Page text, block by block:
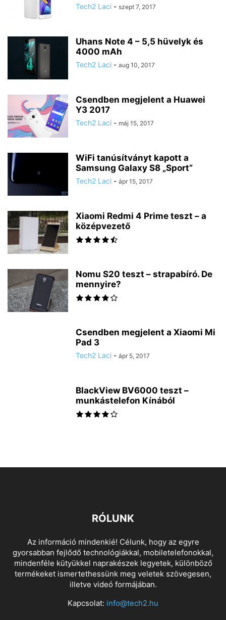
Tech2 Laci - szept 7, 2017
Uhans Note 4 – 5,5 hüvelyk és
4000 mAh
Tech2 Laci - aug 10, 2017
Csendben megjelent a Huawei
Y3 2017
Tech2 Laci - máj 15, 2017
WiFi tanúsítványt kapott a
Samsung Galaxy S8 „Sport”
Tech2 Laci - ápr 15, 2017
Xiaomi Redmi 4 Prime teszt – a
középvezető
Nomu S20 teszt – strapabíró. De
mennyire?
Csendben megjelent a Xiaomi Mi
Pad 3
Tech2 Laci - ápr 5, 2017
BlackView BV6000 teszt –
munkástelefon Kínából
RÓLUNK
Az információ mindenkié! Célunk, hogy az egyre
gyorsabban fejlődő technológiákkal, mobiletelefonokkal,
mindenféle kütyükkel naprakészek legyetek, különböző
termékeket ismertethessünk meg veletek szövegesen,
illetve videó formájában.
Kapcsolat: info@tech2.hu